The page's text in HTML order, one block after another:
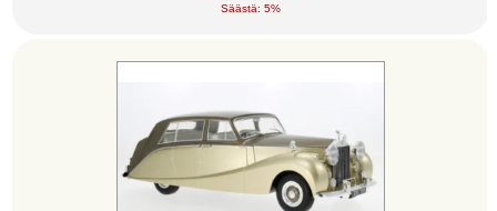
Säästä: 5%